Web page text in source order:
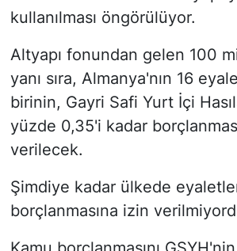
kullanılması öngörülüyor.
Altyapı fonundan gelen 100
yanı sıra, Almanya'nın 16
birinin, Gayri Safi Yurt İçi
yüzde 0,35'i kadar
verilecek.
Şimdiye kadar ülkede
borçlanmasına izin